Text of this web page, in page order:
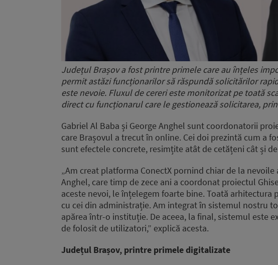
Județul Brașov a fost printre primele care au înțeles
permit astăzi funcționarilor să răspundă solicitărilor
este nevoie. Fluxul de cereri este monitorizat pe toată
direct cu funcționarul care le gestionează solicitarea,
Gabriel Al Baba și George Anghel sunt coordonatorii
care Brașovul a trecut în online. Cei doi prezintă cum a
sunt efectele concrete, resimțite atât de cetățeni cât și
„Am creat platforma ConectX pornind chiar de la
Anghel, care timp de zece ani a coordonat proiectul
aceste nevoi, le înțelegem foarte bine. Toată arhitectura
cu cei din administrație. Am integrat în sistemul nostru
apărea într-o instituție. De aceea, la final, sistemul este
de folosit de utilizatori,” explică acesta.
Județul Brașov, printre primele digitalizate